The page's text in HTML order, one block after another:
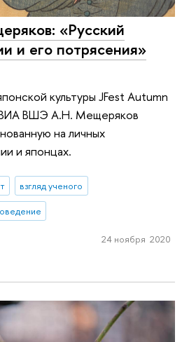
«Русский
и его потрясения»
культуры JFest Autumn
ВШЭ А.Н. Мещеряков
на личных
и японцах.
взгляд ученого
24 ноября 2020